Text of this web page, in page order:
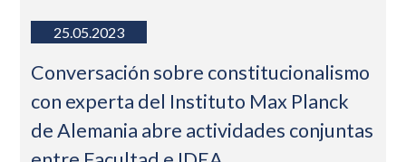
25.05.2023
Conversación sobre constitucionalismo
con experta del Instituto Max Planck
de Alemania abre actividades conjuntas